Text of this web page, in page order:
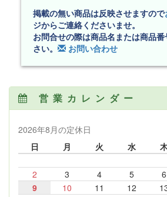
掲載の無い商品は反映させますので
ジからご連絡くださいませ。
お問合せの際は商品名または商品
さい。
お問い合わせ
営業カレンダー
2026年8月の定休日
日
月 火 水
2
3 4 5 6
9
10 11 12